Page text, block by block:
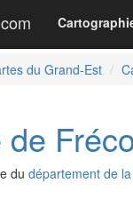
du Grand-Est
du département de